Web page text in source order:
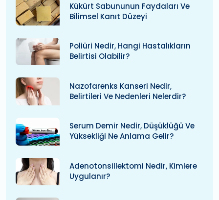
Kükürt Sabununun Faydaları Ve
Bilimsel Kanıt Düzeyi
Poliüri Nedir, Hangi Hastalıkların
Belirtisi Olabilir?
Nazofarenks Kanseri Nedir,
Belirtileri Ve Nedenleri Nelerdir?
Serum Demir Nedir, Düşüklüğü Ve
Yüksekliği Ne Anlama Gelir?
Adenotonsillektomi Nedir, Kimlere
Uygulanır?